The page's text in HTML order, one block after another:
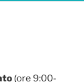
(ore 9:00-